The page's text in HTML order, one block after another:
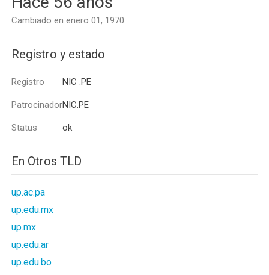
Cambiado en enero 01, 1970
Registro y estado
Registro NIC .PE
PatrocinadorNIC.PE
Status ok
En Otros TLD
up.ac.pa
up.edu.mx
up.mx
up.edu.ar
up.edu.bo